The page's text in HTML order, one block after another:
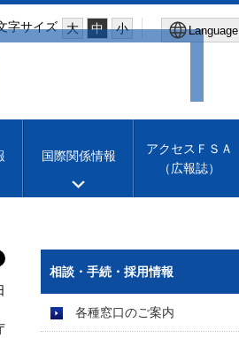
字サイズ 大 中 小 Language
Machine translation
国際関係情報
アクセスＦＳＡ
（広報誌）
相談・手続・採用情報
各種窓口のご案内